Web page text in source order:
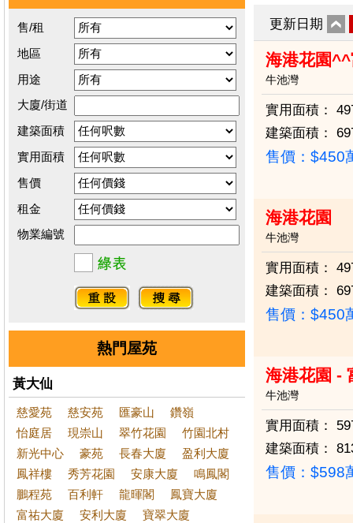
售/租
地區
用途
大廈/街道
建築面積
實用面積
售價
租金
物業編號
熱門屋苑
黃大仙
慈愛苑 慈安苑 匯豪山
鑽嶺
怡庭居
現崇山 翠竹花園
竹園北村
新光中心
豪苑 長春大廈
盈利大廈
鳳祥樓
秀芳花園 安康大廈
鳴鳳閣
鵬程苑
百利軒 龍暉閣
鳳寶大廈
富祐大廈
安利大廈
寶翠大廈
更新日期
海港花園
牛池灣
實用面積：
建築面積：
售價： $450
海港花園
牛池灣
實用面積：
建築面積：
售價： $450
海港花園 -
牛池灣
實用面積：
建築面積：
售價： $598